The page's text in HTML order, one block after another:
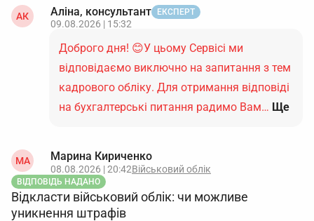
років працівниця не виходить на зв’язок,
роботодавець може звільнити її без заяви лише як
дисциплінарне стягнення за прогул, належно
зафіксувавши відсутність, витребувавши
пояснення та дотримавшись строків,
встановлених КЗпП.
АК Аліна, консультант ЕКСПЕРТ
09.08.2026 | 15:32
Доброго дня! 😊У цьому Сервісі ми
відповідаємо виключно на запитання з тем
кадрового обліку. Для отримання відповіді
на бухгалтерські питання радимо Вам… Ще
МА Марина Кириченко
08.08.2026 | 20:42Військовий облік
ВІДПОВІДЬ НАДАНО
Відкласти військовий облік: чи можливе
уникнення штрафів